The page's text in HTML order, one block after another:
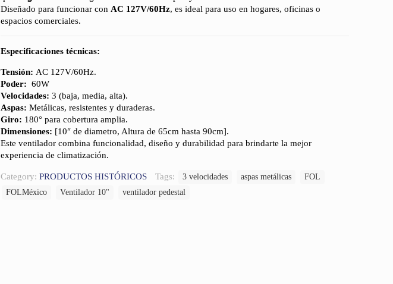
Diseñado para funcionar con AC 127V/60Hz, es ideal para uso en hogares, oficinas o
espacios comerciales.
Especificaciones técnicas:
Tensión: AC 127V/60Hz.
Poder: 60W
Velocidades: 3 (baja, media, alta).
Aspas: Metálicas, resistentes y duraderas.
Giro: 180° para cobertura amplia.
Dimensiones: [10″ de diametro, Altura de 65cm hasta 90cm].
Este ventilador combina funcionalidad, diseño y durabilidad para brindarte la mejor
experiencia de climatización.
Category: PRODUCTOS HISTÓRICOS Tags: 3 velocidades aspas metálicas
FOL
FOLMéxico
Ventilador 10" ventilador pedestal